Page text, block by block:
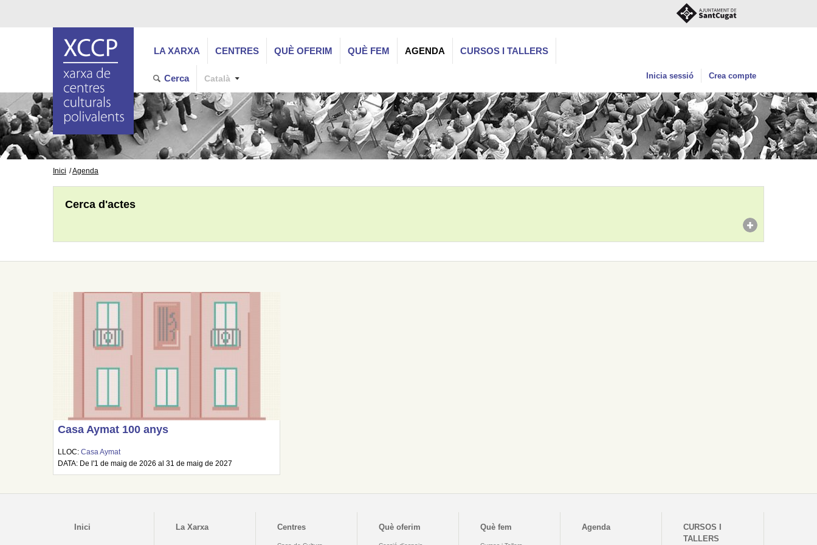
LA XARXA CENTRES QUÈ OFERIM QUÈ FEM AGENDA CURSOS I TALLERS
Cerca Català Inicia sessió Crea compte
Inici Agenda
Cerca d'actes
Casa Aymat 100 anys
LLOC:Casa Aymat
DATA: De l'1 de maig de 2026 al 31 de maig de 2027
Inici La Xarxa Centres Què oferim Què fem Agenda
CURSOS I
TALLERS